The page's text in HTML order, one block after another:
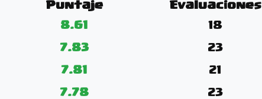
Puntaje Evaluaciones
8.61 18
7.83 23
7.81 21
7.78 23